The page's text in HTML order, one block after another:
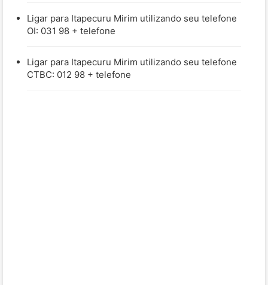
Ligar para Itapecuru Mirim utilizando seu telefone
OI: 031 98 + telefone
Ligar para Itapecuru Mirim utilizando seu telefone
CTBC: 012 98 + telefone